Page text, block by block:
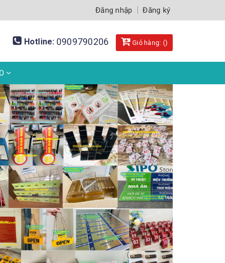
Đăng nhập Đăng ký
Hotline: 0909790206 Giỏ hàng: ()